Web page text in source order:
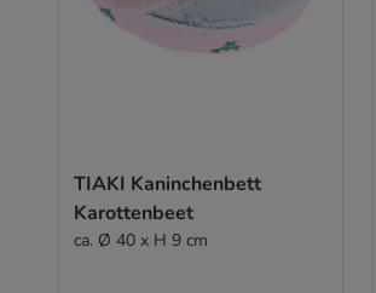
TIAKI Kaninchenbett
Karottenbeet
ca. Ø 40 x H 9 cm